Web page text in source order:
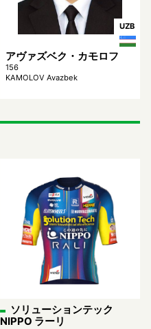
UZB
アヴァズベク・カモロフ
156
KAMOLOV Avazbek
ソリューションテック
NIPPO ラーリ